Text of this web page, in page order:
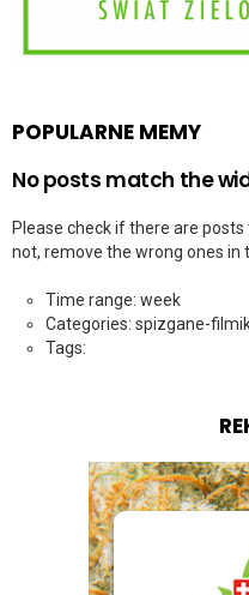
POPULARNE MEMY
No posts match the
Please check if there are
not, remove the wrong ones in
Time range: week
Categories: spizgane-
Tags: